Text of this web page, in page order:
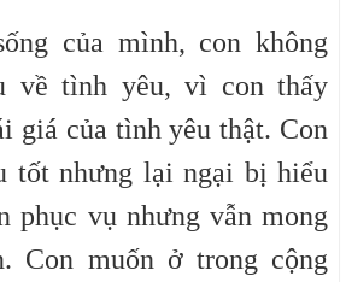
của mình, con không
về tình yêu, vì con thấy
giá của tình yêu thật. Con
tốt nhưng lại ngại bị hiểu
phục vụ nhưng vẫn mong
Con muốn ở trong cộng